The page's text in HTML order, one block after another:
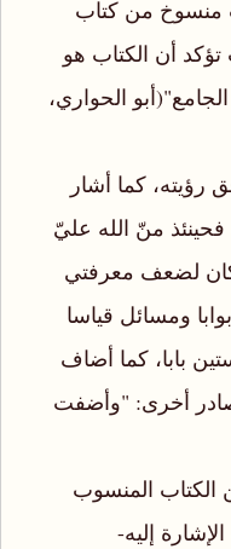
منسوخ من كتاب
أن الكتاب هو
الحواري،
رؤيته، كما أشار
منّ الله عليّ
لضعف معرفتي
ومسائل قياسا
بابا، كما أضاف
أخرى: "وأضفت
الكتاب المنسوب
إليه-